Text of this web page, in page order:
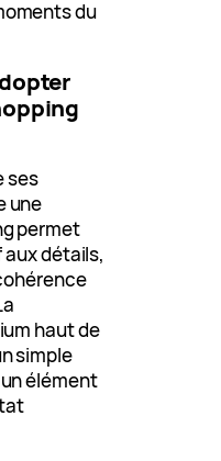
du
ses
une
permet
détails,
haut de
simple
élément